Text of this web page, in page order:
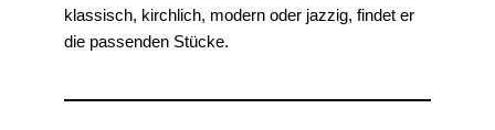
klassisch, kirchlich, modern oder jazzig, findet er
die passenden Stücke.